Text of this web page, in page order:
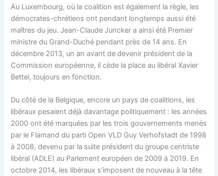
Au Luxembourg, où la coalition est également la règle, les
démocrates-chrétiens ont pendant longtemps aussi été
maîtres du jeu. Jean-Claude Juncker a ainsi été Premier
ministre du Grand-Duché pendant près de 14 ans. En
décembre 2013, un an avant de devenir président de la
Commission européenne, il cède la place au libéral Xavier
Bettel, toujours en fonction.
Du côté de la Belgique, encore un pays de coalitions, les
libéraux pesaient déjà davantage politiquement : les années
2000 ont été marquées par les trois gouvernements menés
par le Flamand du parti Open VLD Guy Verhofstadt de 1998
à 2008, devenu par la suite président du groupe centriste
libéral (ADLE) au Parlement européen de 2009 à 2019. En
octobre 2014, les libéraux s’imposent de nouveau à la tête